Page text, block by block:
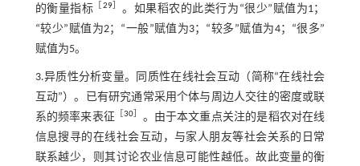
的衡量指标
29］ 。如果稻农的此类行为“很少”赋值为1；
“较少”赋值为2；“一般”赋值为3；“较多”赋值为4；“很多”
赋值为5。
3.异质性分析变量。同质性在线社会互动（简称“在线社会
互动”）。已有研究通常采用个体与周边人交往的密度或联
系的频率来表征 ［30
。由于本文重点关注的是稻农对在线
信息搜寻的在线社会互动，与家人朋友等社会关系的日常
联系越少，则其讨论农业信息可能性越低。故此变量的衡